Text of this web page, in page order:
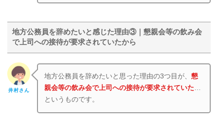
地方公務員を辞めたいと感じた理由③｜懇親会等の飲み会
で上司への接待が要求されていたから
井村さん
地方公務員を辞めたいと思った理由の3つ目が、懇
親会等の飲み会で上司への接待が要求されていた …
というものです。